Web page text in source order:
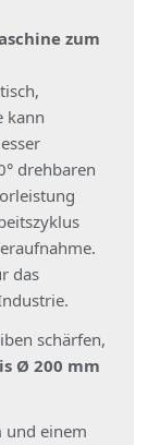
zum
kann
drehbaren
das
schärfen,
Ø 200 mm
und einem